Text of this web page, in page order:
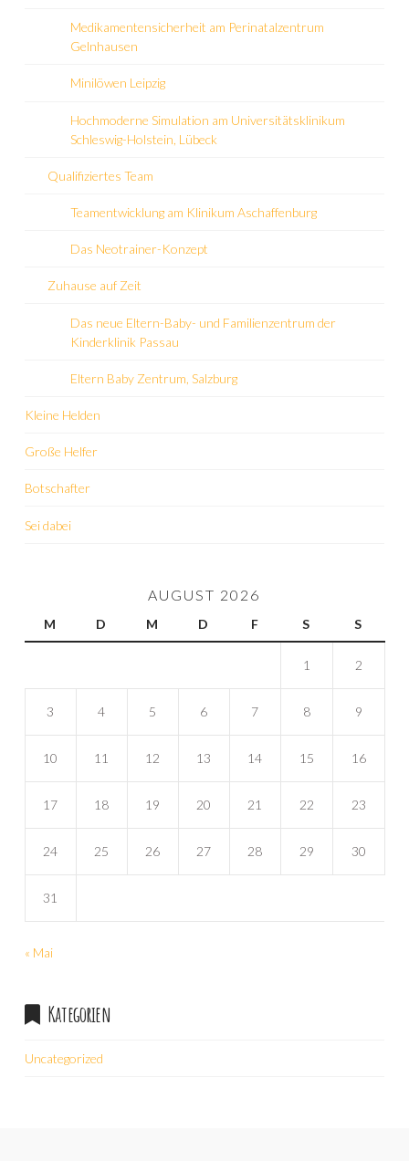
Medikamentensicherheit am Perinatalzentrum
Gelnhausen
Minilöwen Leipzig
Hochmoderne Simulation am Universitätsklinikum
Schleswig-Holstein, Lübeck
Qualifiziertes Team
Teamentwicklung am Klinikum Aschaffenburg
Das Neotrainer-Konzept
Zuhause auf Zeit
Das neue Eltern-Baby- und Familienzentrum der
Kinderklinik Passau
Eltern Baby Zentrum, Salzburg
Kleine Helden
Große Helfer
Botschafter
Sei dabei
AUGUST 2026
M D M D F S S
1 2
3 4 5 6 7 8 9
10 11 12 13 14 15 16
17 18 19 20 21 22 23
24 25 26 27 28 29 30
31
« Mai
Kategorien
Uncategorized